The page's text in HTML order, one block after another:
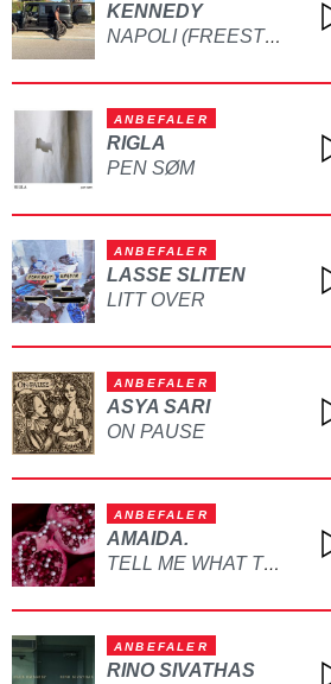
KENNEDY
NAPOLI (FREESTYLE)
ANBEFALER
RIGLA
PEN SØM
ANBEFALER
LASSE SLITEN
LITT OVER
ANBEFALER
ASYA SARI
ON PAUSE
ANBEFALER
AMAIDA.
TELL ME WHAT TO DO
ANBEFALER
RINO SIVATHAS